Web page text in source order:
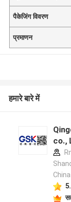
पैकेजिंग विवरण
प्रमाणन
हमारे बारे में
co.,
China